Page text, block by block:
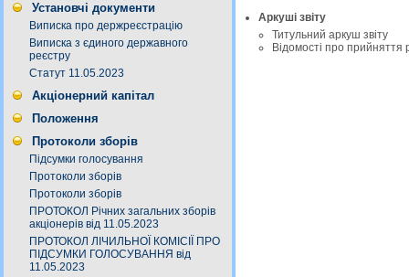
Установчі документи
Виписка про держреєстрацію
Виписка з єдиного державного
реєстру
Статут 11.05.2023
Акціонерний капітал
Положення
Протоколи зборів
Підсумки голосування
Протоколи зборів
Протоколи зборів
ПРОТОКОЛ Річних загальних зборів
акціонерів від 11.05.2023
ПРОТОКОЛ ЛІЧИЛЬНОЇ КОМІСІЇ ПРО
ПІДСУМКИ ГОЛОСУВАННЯ від
11.05.2023
Аркуші звіту
Титульний аркуш звіту
Відомості про